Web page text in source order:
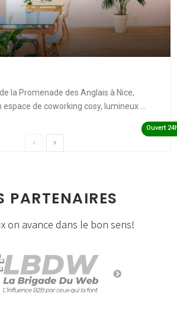
la Promenade des Anglais à Nice,
de coworking cosy, lumineux ...
Ouvert
PARTENAIRES
on avance dans le bon sens!